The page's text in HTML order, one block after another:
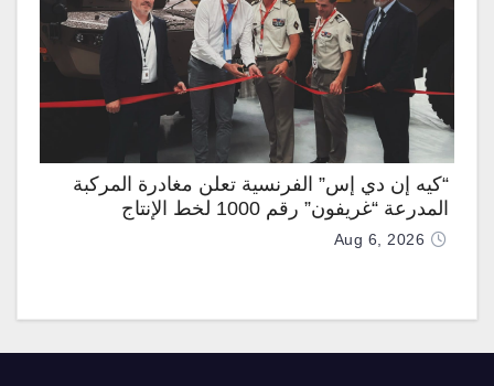
“كيه إن دي إس” الفرنسية تعلن مغادرة المركبة
المدرعة “غريفون” رقم 1000 لخط الإنتاج
Aug 6, 2026